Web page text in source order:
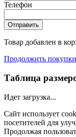
Телефон
Отправить
Товар добавлен в
Продолжить покупки
Таблица
Идет загрузка...
Сайт использует
посетителей для
Продолжая